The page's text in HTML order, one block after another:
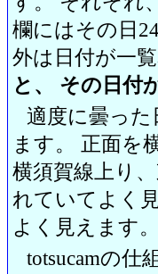
欄にはその日
外は日付が一
と、 その日付
適度に曇った
ます。 正面を
横須賀線上り
れていてよく
よく見えます。
totsucamの仕